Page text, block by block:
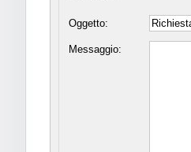
Oggetto:
Messaggio: